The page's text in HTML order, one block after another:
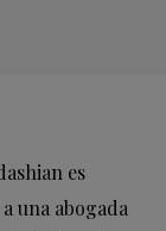
es
una abogada